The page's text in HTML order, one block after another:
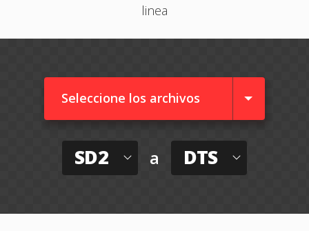
linea
Seleccione los archivos
SD2 a DTS